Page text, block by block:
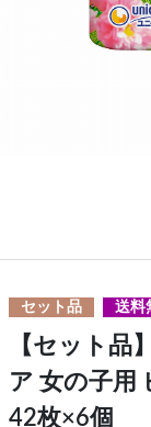
セット品 送料
【セット品
ア 女の子用
42枚×6個